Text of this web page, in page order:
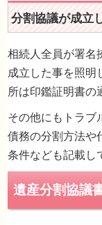
作成にあた
誰がどの財産
相続人全員が署名
成立した事を照明
所は印鑑証明書の
その他にもトラブ
債務の分割方法や
条件なども記載し